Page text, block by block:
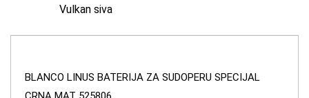
Vulkan siva
BLANCO LINUS BATERIJA ZA SUDOPERU SPECIJAL